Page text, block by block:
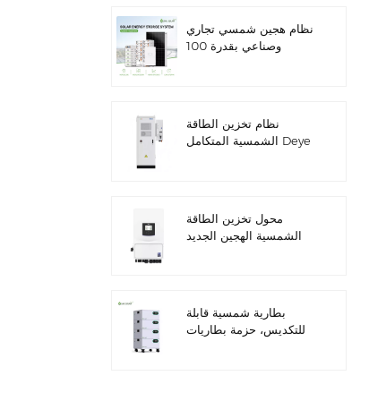
نظام هجين شمسي تجاري
وصناعي بقدرة 100
نظام تخزين الطاقة
الشمسية المتكامل Deye
الخارجي، بجهد 51.2 فولت
وسعة 100 أمبير/ساعة.
محول تخزين الطاقة
الشمسية الهجين الجديد
بطارية شمسية قابلة
للتكديس، حزمة بطاريات